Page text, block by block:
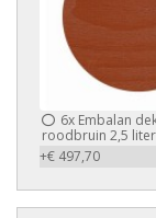
6x Embalan
roodbruin 2,5
+€ 497,70